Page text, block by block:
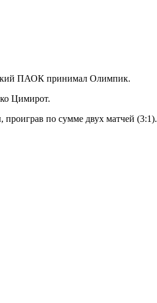
ПАОК принимал Олимпик.
Цимирот.
по сумме двух матчей (3:1).